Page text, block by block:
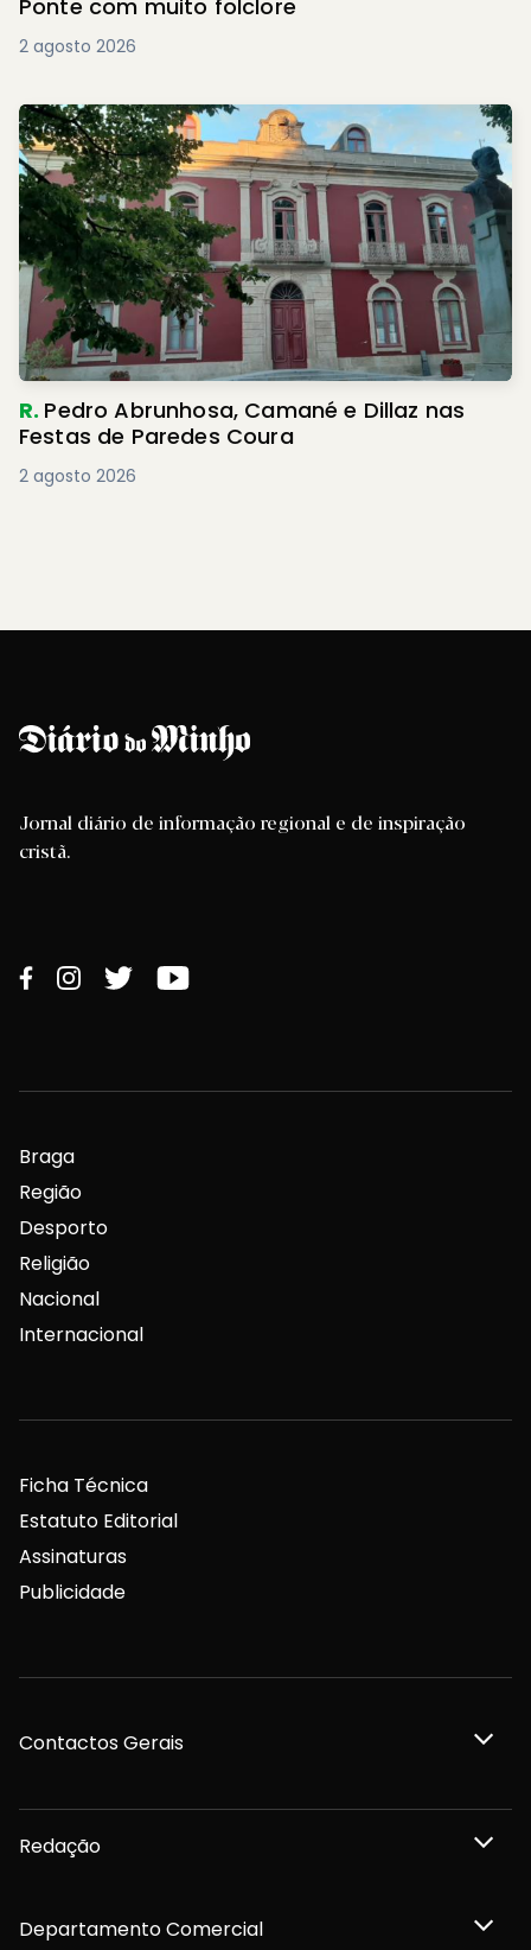
Ponte com muito folclore
2 agosto 2026
R. Pedro Abrunhosa, Camané e Dillaz nas
Festas de Paredes Coura
2 agosto 2026
Jornal diário de informação regional e de inspiração
cristã.
Braga
Região
Desporto
Religião
Nacional
Internacional
Ficha Técnica
Estatuto Editorial
Assinaturas
Publicidade
Contactos Gerais
Redação
Departamento Comercial